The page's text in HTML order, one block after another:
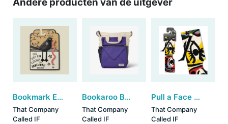
Andere producten van de uitgever
Bookmark Early Bird Catches the Bookworm - Blackbird
That Company
Called IF
Bookaroo Book (Ruck) Sack - Purple
That Company
Called IF
Pull a Face Bookmarks - Abstract (set van 3)
That Company
Called IF